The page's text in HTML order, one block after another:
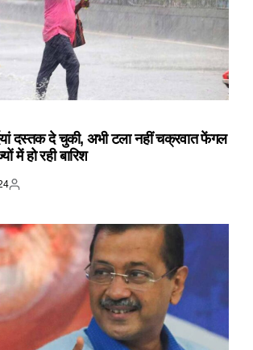
दस्तक दे चुकी, अभी टला नहीं चक्रवात फेंगल
में हो रही बारिश
Posted